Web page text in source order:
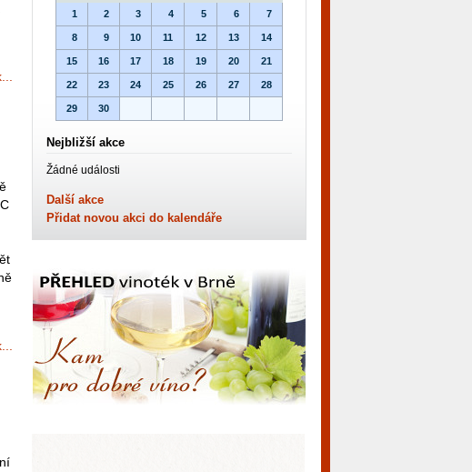
1
2 3 4 5 6 7
8 9 10 11 12 13 14
15 16 17 18 19 20 21
22 23 24 25 26 27 28
29 30
Nejbližší akce
Žádné události
Další akce
Přidat novou akci do kalendáře